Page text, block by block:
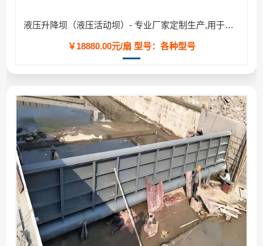
液压升降坝（液压活动坝）- 专业厂家定制生产,用于河道/防汛工程
￥18880.00元/扇 型号：各种型号